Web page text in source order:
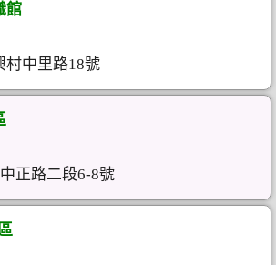
館
村中里路18號
正路二段6-8號